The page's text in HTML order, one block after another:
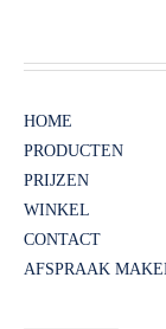
HOME
PRODUCTEN
PRIJZEN
WINKEL
CONTACT
AFSPRAAK